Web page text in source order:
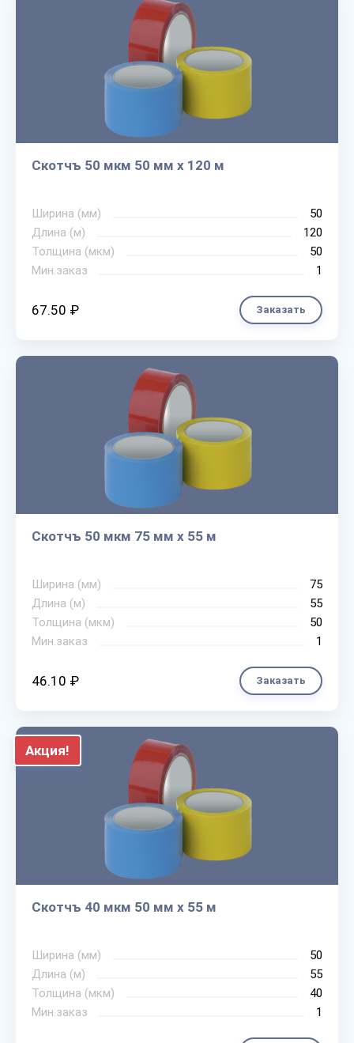
Скотчъ 50 мкм 50 мм х 120 м
Ширина (мм)
50
Длина (м)
120
Толщина (мкм)
50
Мин.заказ
1
67.50 ₽ Заказать
Скотчъ 50 мкм 75 мм х 55 м
Ширина (мм)
75
Длина (м)
55
Толщина (мкм)
50
Мин.заказ
1
46.10 ₽ Заказать
Акция!
Скотчъ 40 мкм 50 мм х 55 м
Ширина (мм)
50
Длина (м)
55
Толщина (мкм)
40
Мин.заказ
1